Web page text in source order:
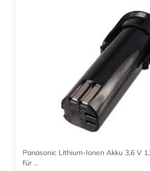
Drehzahl: 200/600 Upm Drehmoment:
Panasonic Lithium-Ionen Akku 3,6 V
für ...